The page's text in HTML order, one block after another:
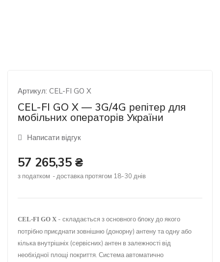
Артикул: CEL-FI GO X
CEL-FI GO X — 3G/4G репітер для
мобільних операторів України
Написати відгук
57 265,35 ₴
з податком доставка протягом 18-30 днів
CEL-FI GO X - складається з основного блоку до якого
потрібно приєднати зовнішню (донорну) антену та одну або
кілька внутрішніх (сервісних) антен в залежності від
необхідної площі покриття. Система автоматично